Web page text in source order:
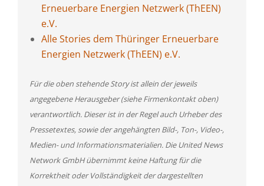
Erneuerbare Energien Netzwerk (ThEEN)
e.V.
Alle Stories dem Thüringer Erneuerbare
Energien Netzwerk (ThEEN) e.V.
Für die oben stehende Story ist allein der jeweils
angegebene Herausgeber (siehe Firmenkontakt oben)
verantwortlich. Dieser ist in der Regel auch Urheber des
Pressetextes, sowie der angehängten Bild-, Ton-, Video-,
Medien- und Informationsmaterialien. Die United News
Network GmbH übernimmt keine Haftung für die
Korrektheit oder Vollständigkeit der dargestellten